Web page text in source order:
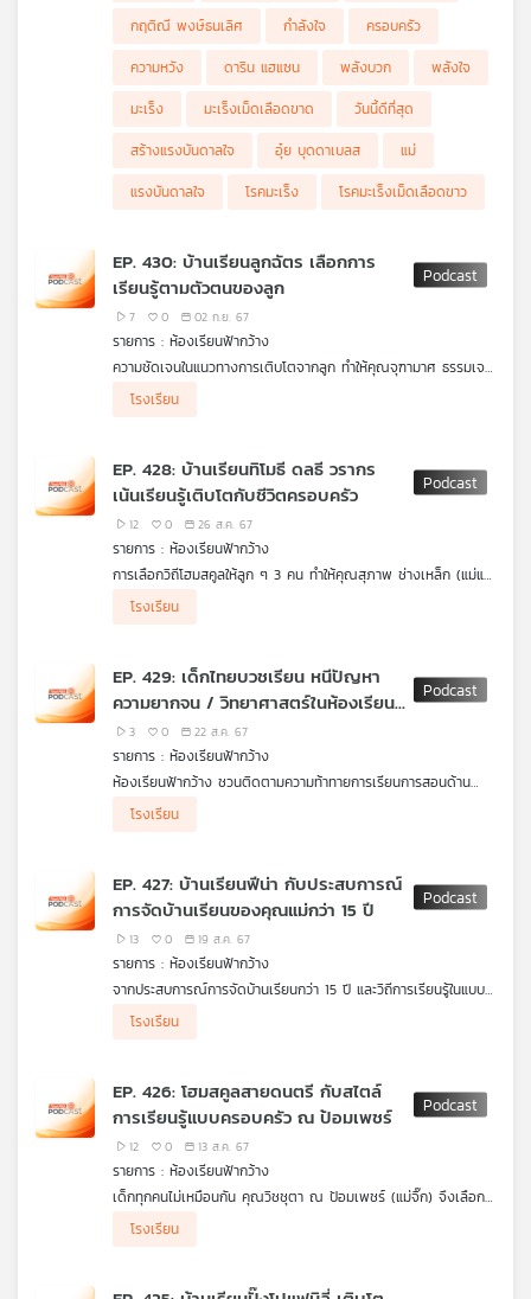
กฤติณี พงษ์ธนเลิศ
กำลังใจ
ครอบครัว
ความหวัง
ดาริน แฮแซน พลังบวก
พลังใจ
มะเร็ง
มะเร็งเม็ดเลือดขาด
วันนี้ดีที่สุด
สร้างแรงบันดาลใจ
อุ๋ย บุดดาเบลส
แม่
แรงบันดาลใจ
โรคมะเร็ง โรคมะเร็งเม็ดเลือดขาว
EP. 430: บ้านเรียนลูกฉัตร เลือกการ
เรียนรู้ตามตัวตนของลูก
7 0 02 ก.ย. 67
รายการ : ห้องเรียนฟ้ากว้าง
ความชัดเจนในแนวทางการเติบโตจากลูก ทำให้คุณจุฑามาศ ธรรมเจต
เดชา (แม่หญิง) เลือกจัดการศึกษาตามแนวทางที่ลูกเลือกสรร โดย
ใช้พื้นที่สังคมของตนเองอย่างเหมาะสม และเต็มที่กับจังหวะเติบโตไป
โรงเรียน
EP. 428: บ้านเรียนทิโมธี ดลธี วรากร
เน้นเรียนรู้เติบโตกับชีวิตครอบครัว
12 0 26 ส.ค. 67
รายการ : ห้องเรียนฟ้ากว้าง
การเลือกวิถีโฮมสคูลให้ลูก ๆ 3 คน ทำให้คุณสุภาพ ช่างเหล็ก (แม่แอ๋
ว) ต้องแบ่งเวลาและหน้าที่ร่วมกันทั้งครอบครัว พร้อมแบ่งปันแนวทาง
การเก็บร่องรอยการเรียนรู้ เมื่อลูกต้องการพื้นที่ส่วนตัว ผู้ปกครอง
โรงเรียน
EP. 429: เด็กไทยบวชเรียน หนีปัญหา
ความยากจน / วิทยาศาสตร์ในห้องเรียน
ไทย
3 0 22 ส.ค. 67
รายการ : ห้องเรียนฟ้ากว้าง
ห้องเรียนฟ้ากว้าง ชวนติดตามความท้าทายการเรียนการสอนด้าน
วิทยาศาสตร์ในห้องเรียนของไทย ในช่วงสัปดาห์วิทยาศาสตร์ และ
กิจกรรมส่งเสริมการเรียนรู้ด้านต่าง ๆ เช่น ดำนาสร้างสรรค์ ปั้นฝัน
ถิ่นไม่ให้สูญหาย, จ.มหาสารคาม เปิดศูนย์กลองยาว ส่งเสริมการเรียน
รู้และเศรษฐกิจชุมชน และสถานการณ์เด็กไทยบวชเรียนมากขึ้น
เนื่องจากหนีปัญหาความยากจน
โรงเรียน
EP. 427: บ้านเรียนฟีน่า กับประสบการณ์
การจัดบ้านเรียนของคุณแม่กว่า 15 ปี
13 0 19 ส.ค. 67
รายการ : ห้องเรียนฟ้ากว้าง
จากประสบการณ์การจัดบ้านเรียนกว่า 15 ปี และวิถีการเรียนรู้ในแบบ
ของบ้านเรียนฟีน่า เพื่อให้ลูกสาวได้เลือกเรียนตามสไตล์ที่เหมาะสม
และเป็นการจัดการเรียนรู้ที่ตอบโจทย์ทั้งลูกและครอบครัว แม่หญิง
โรงเรียน
EP. 426: โฮมสคูลสายดนตรี กับสไตล์
การเรียนรู้แบบครอบครัว ณ ป้อมเพชร์
12 0 13 ส.ค. 67
รายการ : ห้องเรียนฟ้ากว้าง
เด็กทุกคนไม่เหมือนกัน คุณวิชชุตา ณ ป้อมเพชร์ (แม่จิ๊ก) จึงเลือก
ให้ลูก ๆ ได้เรียนรู้ตามความสนใจ ส่งเสริมผ่านกิจกรรมด้านดนตรีและ
การร้องเพลง พร้อมทั้งแบ่งปันการเตรียมความพร้อมให้กับลูก เพื่อ
โรงเรียน